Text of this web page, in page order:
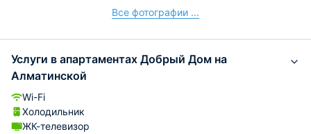
Все фотографии ...
Услуги в апартаментах Добрый Дом на
Алматинской
Wi-Fi
Холодильник
ЖК-телевизор